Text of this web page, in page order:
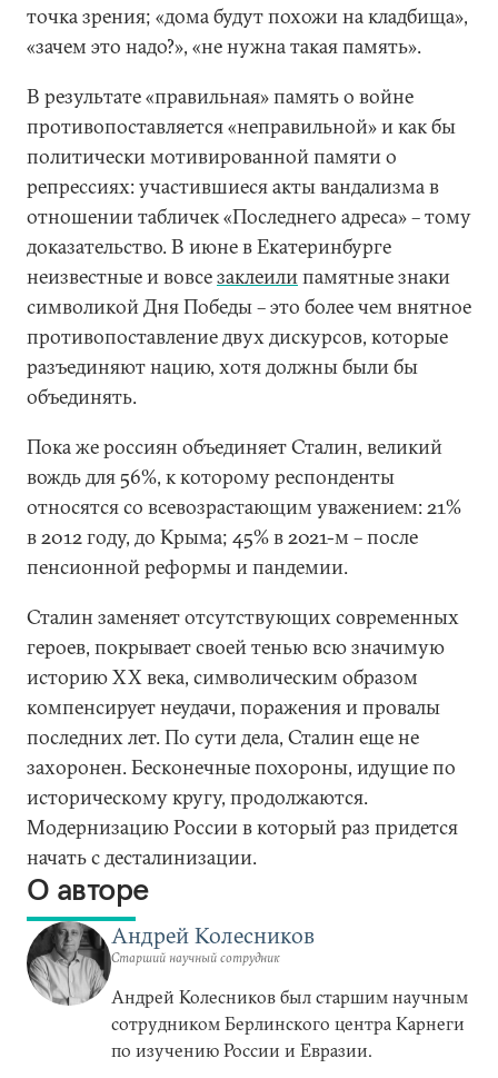
точка зрения; «дома будут похожи на кладбища»,
«зачем это надо?», «не нужна такая память».
В результате «правильная» память о войне
противопоставляется «неправильной» и как бы
политически мотивированной памяти о
репрессиях: участившиеся акты вандализма в
отношении табличек «Последнего адреса» – тому
доказательство. В июне в Екатеринбурге
неизвестные и вовсезаклеилипамятные знаки
символикой Дня Победы – это более чем внятное
противопоставление двух дискурсов, которые
разъединяют нацию, хотя должны были бы
объединять.
Пока же россиян объединяет Сталин, великий
вождь для 56%, к которому респонденты
относятся со всевозрастающим уважением: 21%
в 2012 году, до Крыма; 45% в 2021-м – после
пенсионной реформы и пандемии.
Сталин заменяет отсутствующих современных
героев, покрывает своей тенью всю значимую
историю XX века, символическим образом
компенсирует неудачи, поражения и провалы
последних лет. По сути дела, Сталин еще не
захоронен. Бесконечные похороны, идущие по
историческому кругу, продолжаются.
Модернизацию России в который раз придется
начать с десталинизации.
О авторе
Андрей Колесников
Старший научный сотрудник
Андрей Колесников был старшим научным
сотрудником Берлинского центра Карнеги
по изучению России и Евразии.